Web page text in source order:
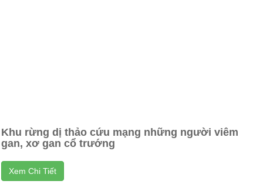
Khu rừng dị thảo cứu mạng những người viêm
gan, xơ gan cổ trướng
Xem Chi Tiết